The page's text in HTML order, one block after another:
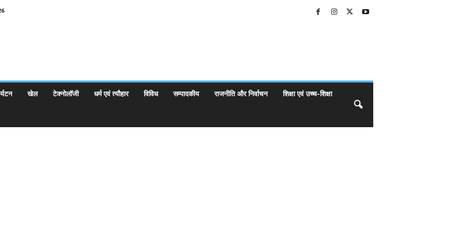
खेल टेक्नोलॉजी धर्म एवं त्यौहार विविध सम्पादकीय राजनीति और निर्वाचन शिक्षा एवं उच्च-शिक्षा